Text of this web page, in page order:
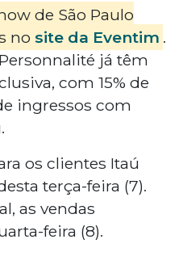
de São Paulo
no site da Eventim .
já têm
com 15% de
ingressos com
os clientes Itaú
terça-feira (7).
as vendas
feira (8).